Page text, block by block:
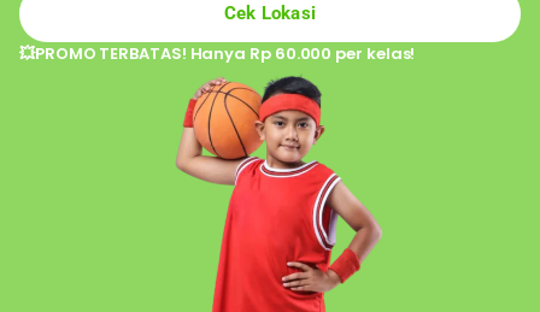
Cek Lokasi
💥PROMO TERBATAS! Hanya Rp 60.000 per kelas!